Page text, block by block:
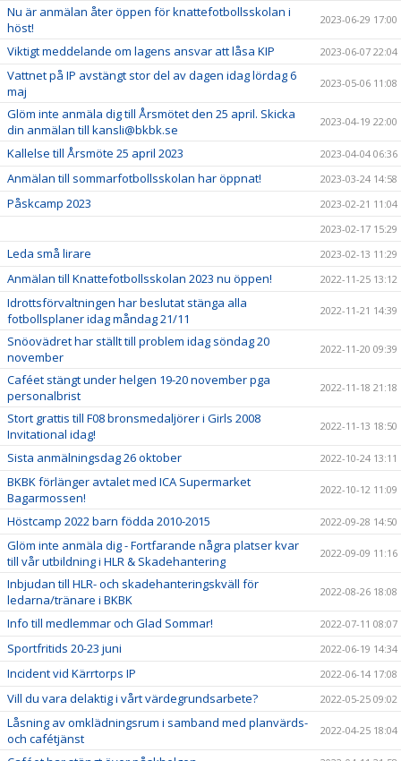
Nu är anmälan åter öppen för knattefotbollsskolan i
höst!
2023-06-29 17:00
Viktigt meddelande om lagens ansvar att låsa KIP 2023-06-07 22:04
Vattnet på IP avstängt stor del av dagen idag lördag 6
maj
2023-05-06 11:08
Glöm inte anmäla dig till Årsmötet den 25 april. Skicka
din anmälan till kansli@bkbk.se
2023-04-19 22:00
Kallelse till Årsmöte 25 april 2023 2023-04-04 06:36
Anmälan till sommarfotbollsskolan har öppnat! 2023-03-24 14:58
Påskcamp 2023
2023-02-21 11:04
2023-02-17 15:29
Leda små lirare 2023-02-13 11:29
Anmälan till Knattefotbollsskolan 2023 nu öppen! 2022-11-25 13:12
Idrottsförvaltningen har beslutat stänga alla
fotbollsplaner idag måndag 21/11
2022-11-21 14:39
Snöovädret har ställt till problem idag söndag 20
november
2022-11-20 09:39
Caféet stängt under helgen 19-20 november pga
personalbrist
2022-11-18 21:18
Stort grattis till F08 bronsmedaljörer i Girls 2008
Invitational idag!
2022-11-13 18:50
Sista anmälningsdag 26 oktober 2022-10-24 13:11
BKBK förlänger avtalet med ICA Supermarket
Bagarmossen!
2022-10-12 11:09
Höstcamp 2022 barn födda 2010-2015 2022-09-28 14:50
Glöm inte anmäla dig - Fortfarande några platser kvar
till vår utbildning i HLR & Skadehantering
2022-09-09 11:16
Inbjudan till HLR- och skadehanteringskväll för
ledarna/tränare i BKBK
2022-08-26 18:08
Info till medlemmar och Glad Sommar! 2022-07-11 08:07
Sportfritids 20-23 juni 2022-06-19 14:34
Incident vid Kärrtorps IP 2022-06-14 17:08
Vill du vara delaktig i vårt värdegrundsarbete? 2022-05-25 09:02
Låsning av omklädningsrum i samband med planvärds-
och cafétjänst
2022-04-25 18:04